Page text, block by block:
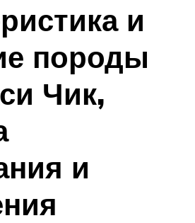
и
породы
Чик,
и